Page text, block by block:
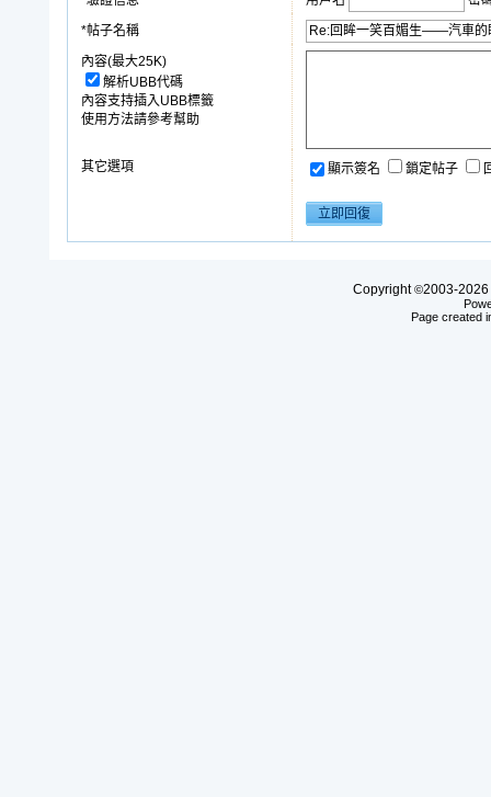
*帖子名稱
內容(最大25K)
解析UBB代碼
內容支持插入UBB標籤
使用方法請參考幫助
其它選項 顯示簽名 鎖定帖子
Copyright©2003-2026
Page created